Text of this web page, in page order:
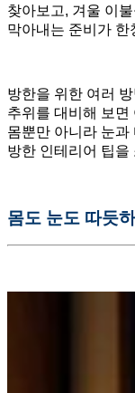
찾아보고, 겨울 이
막아내는 준비가 한
방한을 위한 여러
추위를 대비해 보면
몸뿐만 아니라 눈과
방한 인테리어 팁을
몸도 눈도 따듯